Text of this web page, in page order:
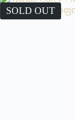
SOLD OUT